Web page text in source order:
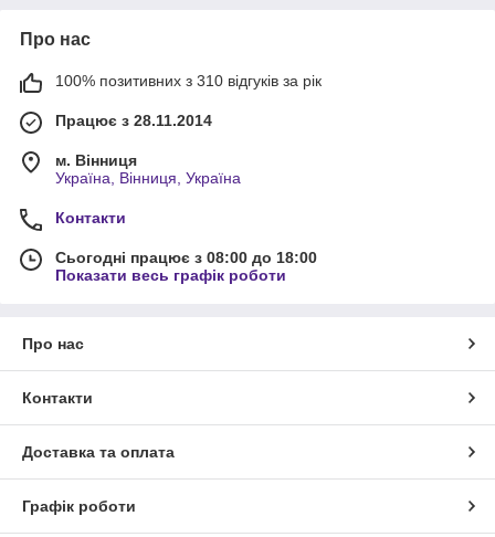
Про нас
100% позитивних з 310 відгуків за рік
Працює з 28.11.2014
м. Вінниця
Україна, Вінниця, Україна
Контакти
Сьогодні працює з 08:00 до 18:00
Показати весь графік роботи
Про нас
Контакти
Доставка та оплата
Графік роботи